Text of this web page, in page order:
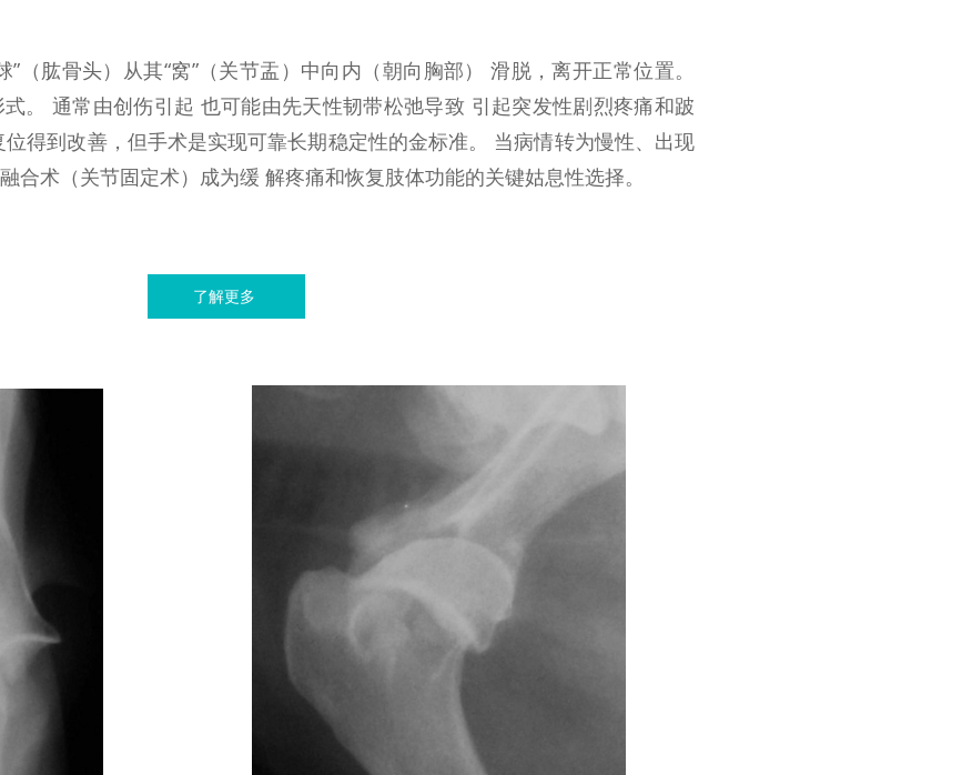
（肱骨头）从其“窝”（关节盂）中向内（朝向胸部） 滑脱，离开正常位置。
。 通常由创伤引起 也可能由先天性韧带松弛导致 引起突发性剧烈疼痛和跛
得到改善，但手术是实现可靠长期稳定性的金标准。 当病情转为慢性、出现
合术（关节固定术）成为缓 解疼痛和恢复肢体功能的关键姑息性选择。
了解更多